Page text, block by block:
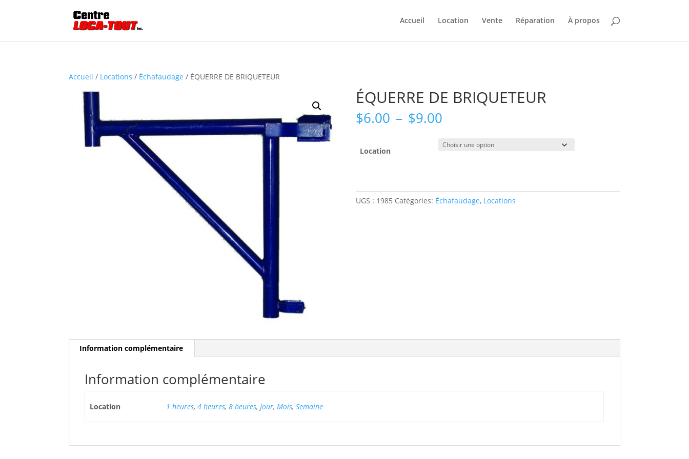
Accueil Location Vente Réparation À propos
Accueil / Locations / Échafaudage / ÉQUERRE DE BRIQUETEUR
ÉQUERRE DE BRIQUETEUR
$6.00 – $9.00Plage
prix :
$6.00
Location
UGS : 1985 Catégories: Échafaudage, Locations
Information complémentaire
Information complémentaire
Location 1 heures, 4 heures, 8 heures, Jour, Mois, Semaine